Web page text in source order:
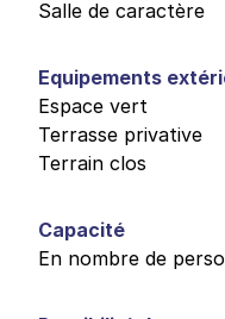
Salle de caractère
Equipements
Espace vert
Terrasse privative
Terrain clos
Capacité
En nombre de